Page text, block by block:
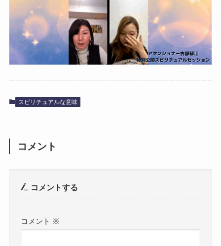
スピリチュアルな意味
コメント
コメントする
コメント ※